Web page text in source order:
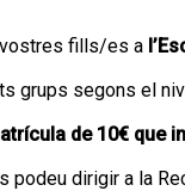
fills/es a
grups segons el
de 10€ que
podeu dirigir a la